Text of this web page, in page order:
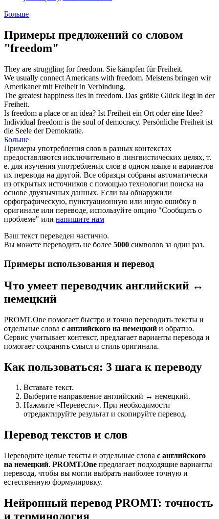
Больше
Примеры предложений со словом
"freedom"
They are struggling forfreedom. Sie kämpfen fürFreiheit.
We usually connect Americans with freedom. Meistens bringen wir
Amerikaner mit Freiheit in Verbindung.
The greatest happiness lies in freedom. Das größte Glück liegt in der
Freiheit.
Is freedom a place or an idea? Ist Freiheit ein Ort oder eine Idee?
Individual freedom is the soul of democracy. Persönliche Freiheit ist
die Seele der Demokratie.
Больше
Примеры употребления слов в разных контекстах
предоставляются исключительно в лингвистических целях, т.
е. для изучения употребления слов в одном языке и вариантов
их перевода на другой. Все образцы собраны автоматически
из открытых источников с помощью технологии поиска на
основе двуязычных данных. Если вы обнаружили
орфографическую, пунктуационную или иную ошибку в
оригинале или переводе, используйте опцию "Сообщить о
проблеме" или напишите нам
Ваш текст переведен частично.
Вы можете переводить не более 5000 символов за один раз.
Примеры использования и перевод
Что умеет переводчик английский ↔
немецкий
PROMT.One помогает быстро и точно переводить тексты и
отдельные слова с английского на немецкий и обратно.
Сервис учитывает контекст, предлагает варианты перевода и
помогает сохранять смысл и стиль оригинала.
Как пользоваться: 3 шага к переводу
Вставьте текст.
Выберите направление английский ↔ немецкий.
Нажмите «Перевести». При необходимости
отредактируйте результат и скопируйте перевод.
Перевод текстов и слов
Переводите целые тексты и отдельные слова с английского
на немецкий. PROMT.One предлагает подходящие варианты
перевода, чтобы вы могли выбрать наиболее точную и
естественную формулировку.
Нейронный перевод PROMT: точность
и терминология